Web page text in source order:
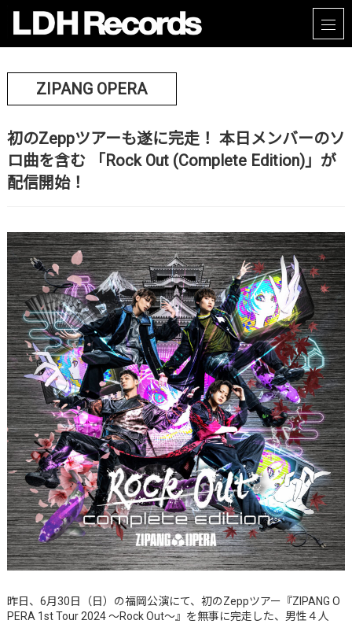
ZIPANG OPERA
初のZeppツアーも遂に完走！ 本日メンバーのソ
ロ曲を含む 「Rock Out (Complete Edition)」が
配信開始！
昨日、6月30日（日）の福岡公演にて、初のZeppツアー『ZIPANG O
PERA 1st Tour 2024 ～Rock Out～』を無事に完走した、男性４人